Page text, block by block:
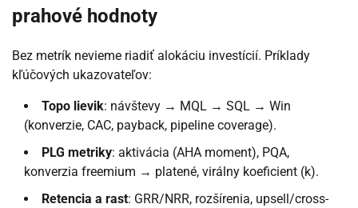
prahové hodnoty
Bez metrík nevieme riadiť alokáciu investícií. Príklady
kľúčových ukazovateľov:
Topo lievik: návštevy → MQL → SQL → Win
(konverzie, CAC, payback, pipeline coverage).
PLG metriky: aktivácia (AHA moment), PQA,
konverzia freemium → platené, virálny koeficient (k).
Retencia a rast: GRR/NRR, rozšírenia, upsell/cross-